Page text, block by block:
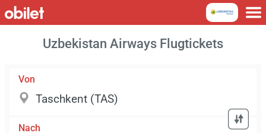
Uzbekistan Airways Flugtickets
Von
Nach